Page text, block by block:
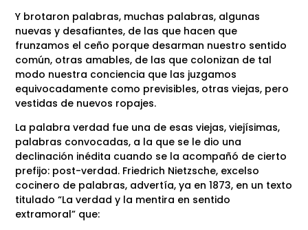
Y brotaron palabras, muchas palabras, algunas
nuevas y desafiantes, de las que hacen que
frunzamos el ceño porque desarman nuestro sentido
común, otras amables, de las que colonizan de tal
modo nuestra conciencia que las juzgamos
equivocadamente como previsibles, otras viejas, pero
vestidas de nuevos ropajes.
La palabra verdad fue una de esas viejas, viejísimas,
palabras convocadas, a la que se le dio una
declinación inédita cuando se la acompañó de cierto
prefijo: post-verdad. Friedrich Nietzsche, excelso
cocinero de palabras, advertía, ya en 1873, en un texto
titulado “La verdad y la mentira en sentido
extramoral” que: